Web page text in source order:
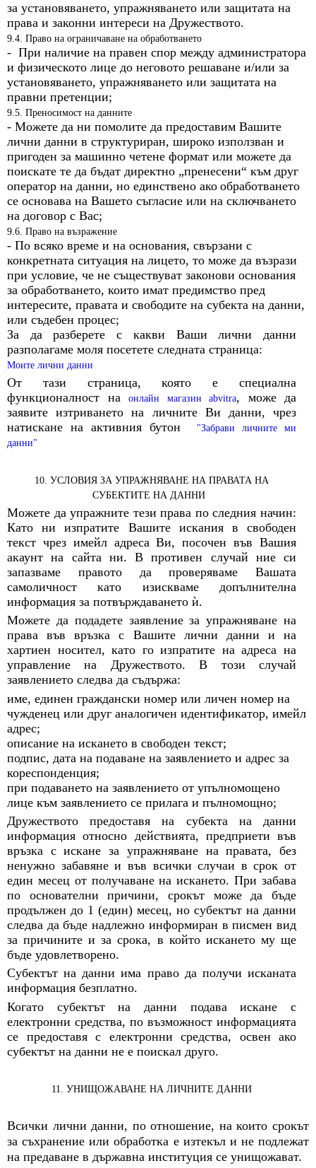
за установяването, упражняването или защитата на
права и законни интереси на Дружеството.
9.4. Право на ограничаване на обработването
- При наличие на правен спор между администратора
и физическото лице до неговото решаване и/или за
установяването, упражняването или защитата на
правни претенции;
9.5. Преносимост на данните
- Можете да ни помолите да предоставим Вашите
лични данни в структуриран, широко използван и
пригоден за машинно четене формат или можете да
поискате те да бъдат директно „пренесени“ към друг
оператор на данни, но единствено ако обработването
се основава на Вашето съгласие или на сключването
на договор с Вас;
9.6. Право на възражение
- По всяко време и на основания, свързани с
конкретната ситуация на лицето, то може да възрази
при условие, че не съществуват законови основания
за обработването, които имат предимство пред
интересите, правата и свободите на субекта на данни,
или съдебен процес;
За да разберете с какви Ваши лични данни
разполагаме моля посетете следната страница:
Моите лични данни
От тази страница, която е специална
функционалност на
онлайн магазин abvitra, може да
заявите изтриването на личните Ви данни, чрез
натискане на активния бутон
"Забрави личните ми
данни"
10. УСЛОВИЯ ЗА УПРАЖНЯВАНЕ НА ПРАВАТА НА
СУБЕКТИТЕ НА ДАННИ
Можете да упражните тези права по следния начин:
Като ни изпратите Вашите искания в свободен
текст чрез имейл адреса Ви, посочен във Вашия
акаунт на сайта ни. В противен случай ние си
запазваме правото да проверяваме Вашата
самоличност като изискваме допълнителна
информация за потвърждаването ѝ.
Можете да подадете заявление за упражняване на
права във връзка с Вашите лични данни и на
хартиен носител, като го изпратите на адреса на
управление на Дружеството. В този случай
заявлението следва да съдържа:
име, единен граждански номер или личен номер на
чужденец или друг аналогичен идентификатор, имейл
адрес;
описание на искането в свободен текст;
подпис, дата на подаване на заявлението и адрес за
кореспонденция;
при подаването на заявлението от упълномощено
лице към заявлението се прилага и пълномощно;
Дружеството предоставя на субекта на данни
информация относно действията, предприети във
връзка с искане за упражняване на правата, без
ненужно забавяне и във всички случаи в срок от
един месец от получаване на искането. При забава
по основателни причини, срокът може да бъде
продължен до 1 (един) месец, но субектът на данни
следва да бъде надлежно информиран в писмен вид
за причините и за срока, в който искането му ще
бъде удовлетворено.
Субектът на данни има право да получи исканата
информация безплатно.
Когато субектът на данни подава искане с
електронни средства, по възможност информацията
се предоставя с електронни средства, освен ако
субектът на данни не е поискал друго.
11. УНИЩОЖАВАНЕ НА ЛИЧНИТЕ ДАННИ
Всички лични данни, по отношение, на които срокът
за съхранение или обработка е изтекъл и не подлежат
на предаване в държавна институция се унищожават.